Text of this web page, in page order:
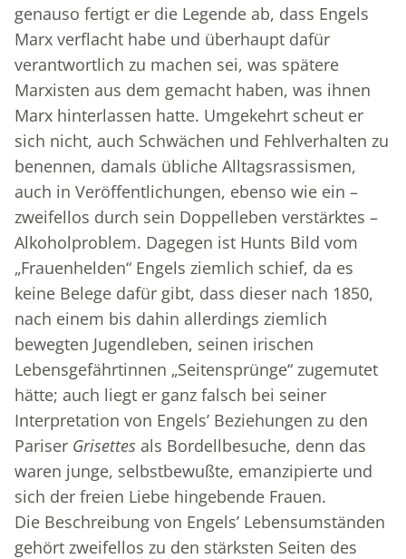
genauso fertigt er die Legende ab, dass Engels
Marx verflacht habe und überhaupt dafür
verantwortlich zu machen sei, was spätere
Marxisten aus dem gemacht haben, was ihnen
Marx hinterlassen hatte. Umgekehrt scheut er
sich nicht, auch Schwächen und Fehlverhalten zu
benennen, damals übliche Alltagsrassismen,
auch in Veröffentlichungen, ebenso wie ein –
zweifellos durch sein Doppelleben verstärktes –
Alkoholproblem. Dagegen ist Hunts Bild vom
„Frauenhelden“ Engels ziemlich schief, da es
keine Belege dafür gibt, dass dieser nach 1850,
nach einem bis dahin allerdings ziemlich
bewegten Jugendleben, seinen irischen
Lebensgefährtinnen „Seitensprünge“ zugemutet
hätte; auch liegt er ganz falsch bei seiner
Interpretation von Engels’ Beziehungen zu den
Pariser Grisettes als Bordellbesuche, denn das
waren junge, selbstbewußte, emanzipierte und
sich der freien Liebe hingebende Frauen.
Die Beschreibung von Engels’ Lebensumständen
gehört zweifellos zu den stärksten Seiten des